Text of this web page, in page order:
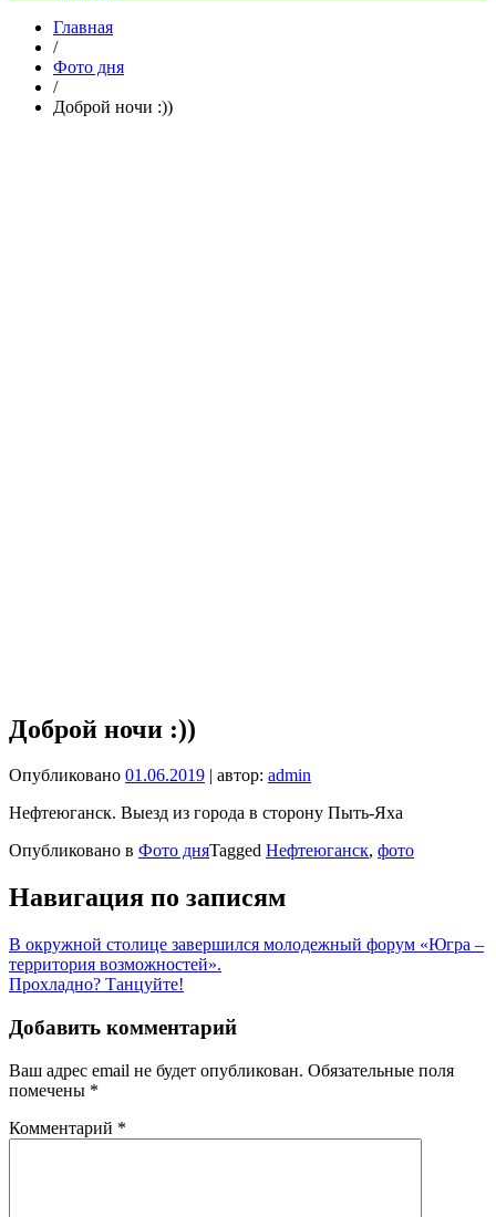
Главная
/
Фото дня
/
Доброй ночи :))
Доброй ночи :))
Опубликовано 01.06.2019 | автор: admin
Нефтеюганск. Выезд из города в сторону Пыть-Яха
Опубликовано в Фото дняTagged Нефтеюганск, фото
Навигация по записям
В окружной столице завершился молодежный форум «Югра –
территория возможностей».
Прохладно? Танцуйте!
Добавить комментарий
Ваш адрес email не будет опубликован. Обязательные поля
помечены *
Комментарий *